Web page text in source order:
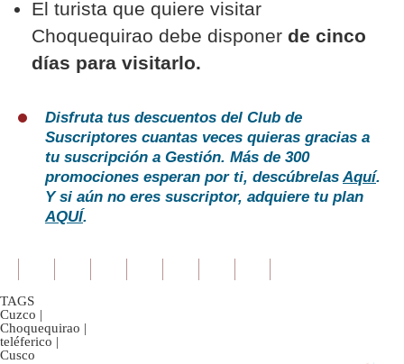
El turista que quiere visitar
Choquequirao debe disponer de cinco
días para visitarlo.
Disfruta tus descuentos del Club de
Suscriptores cuantas veces quieras gracias a
tu suscripción a Gestión. Más de 300
promociones esperan por ti, descúbrelasAquí.
Y si aún no eres suscriptor, adquiere tu plan
AQUÍ.
TAGS
Cuzco |
Choquequirao |
teléferico |
Cusco